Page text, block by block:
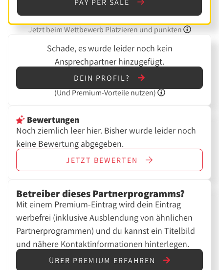
PAY PER SALE
Jetzt beim Wettbewerb Platzieren und punkten
Schade, es wurde leider noch kein
Ansprechpartner hinzugefügt.
DEIN PROFIL?
(Und Premium-Vorteile nutzen)
Bewertungen
Noch ziemlich leer hier. Bisher wurde leider noch
keine Bewertung abgegeben.
JETZT BEWERTEN
Betreiber dieses Partnerprogramms?
Mit einem Premium-Eintrag wird dein Eintrag
werbefrei (inklusive Ausblendung von ähnlichen
Partnerprogrammen) und du kannst ein Titelbild
und nähere Kontaktinformationen hinterlegen.
ÜBER PREMIUM ERFAHREN